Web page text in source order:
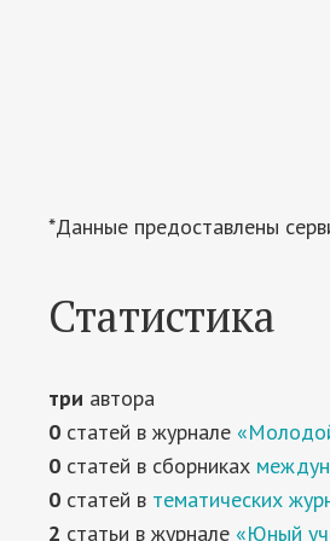
*Данные предоставлены
Статистика
три автора
0 статей в журнале
0 статей в сборниках
0 статей в тематических
2 статьи в журнале «Юный